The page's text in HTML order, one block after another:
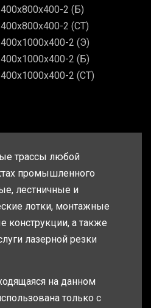
2 (Б)
2 (СТ)
2 (Э)
2 (Б)
2 (СТ)
трассы любой
промышленного
лестничные и
лотки, монтажные
конструкции, а также
лазерной резки
на данном
только с